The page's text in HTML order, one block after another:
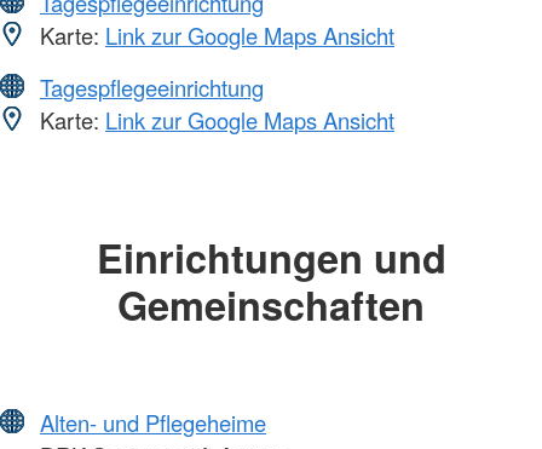
Karte: Link zur Google Maps Ansicht
Tagespflegeeinrichtung
Karte: Link zur Google Maps Ansicht
Einrichtungen und
Gemeinschaften
Alten- und Pflegeheime